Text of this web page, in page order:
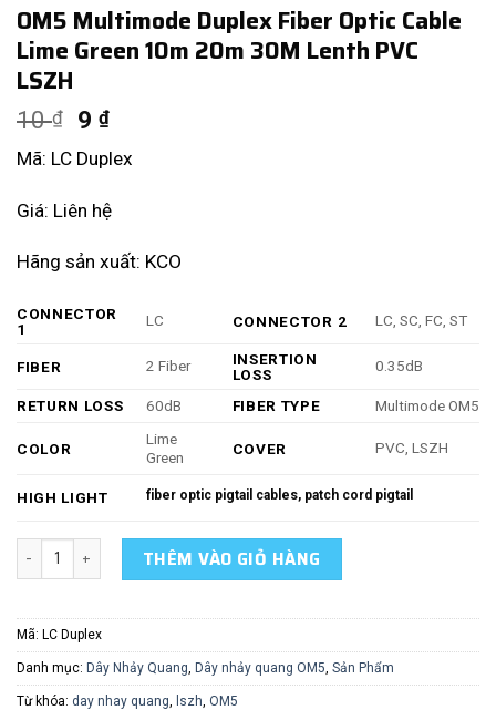
OM5 Multimode Duplex Fiber Optic Cable
Lime Green 10m 20m 30M Lenth PVC
LSZH
10₫ 9 ₫
Mã: LC Duplex
Giá: Liên hệ
Hãng sản xuất: KCO
CONNECTOR
1
LC CONNECTOR 2 LC, SC, FC, ST
FIBER 2 Fiber
INSERTION
LOSS
0.35dB
RETURN LOSS 60dB FIBER TYPE Multimode OM5
COLOR
Lime
Green
COVER PVC, LSZH
HIGH LIGHT fiber optic pigtail cables, patch cord pigtail
OM5 Multimode Duplex Fiber Optic Cable Lime Green 10m 20m
THÊM VÀO GIỎ HÀNG
Mã: LC Duplex
Danh mục: Dây Nhảy Quang, Dây nhảy quang OM5, Sản Phẩm
Từ khóa: day nhay quang, lszh, OM5